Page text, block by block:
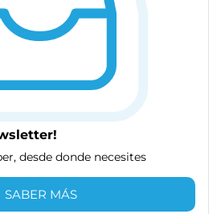
desde donde necesites
SABER MÁS